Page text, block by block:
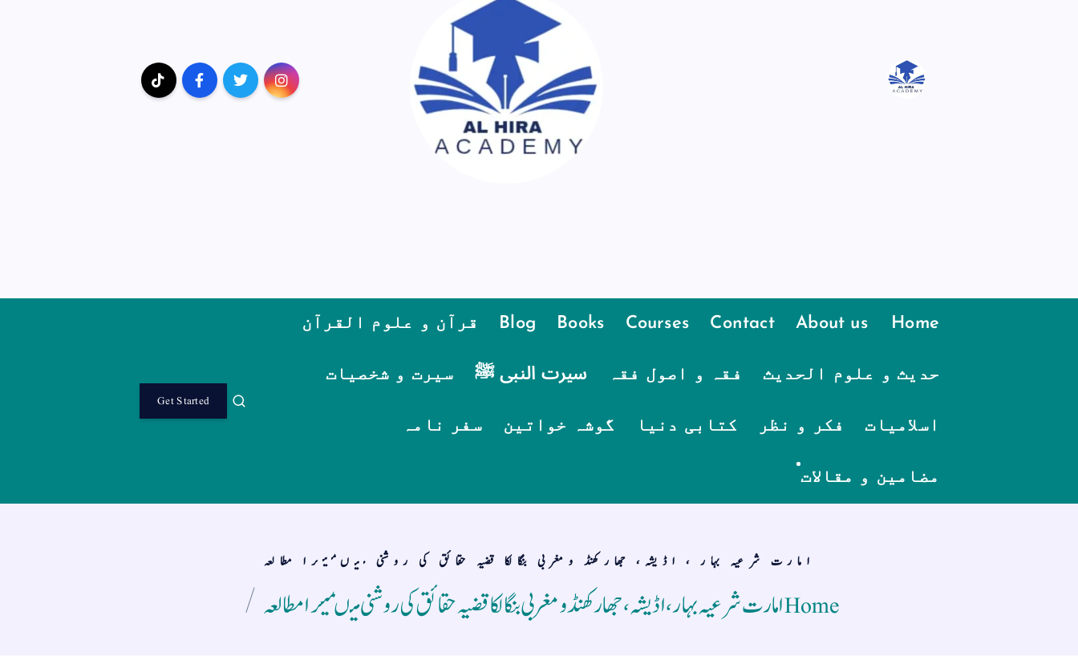
اتر کر حرا سے سوئے قوم آیا - اور اک نسخہ کیمیا ساتھ لایا
Home
About us
Contact
Courses
Books
Blog قرآن و علوم القرآن
حدیث و علوم الحدیث فقہ و اصول فقہ سیرت النبی ﷺ سیرت و شخصیات
اسلامیات فکر و نظر کتابی دنیا گوشہ خواتین سفر نامہ
مضامین و مقالات
Get Started
امارت شرعیہ بہار ، اڈیشہ، جھارکھنڈ ومغربی بنگالکا قضیہ حقائق کی روشنی میںمیرا مطالعہ
Homeامارت شرعیہ بہار ، اڈیشہ، جھارکھنڈ ومغربی بنگالکا قضیہ حقائق کی روشنی میںمیرا مطالعہ